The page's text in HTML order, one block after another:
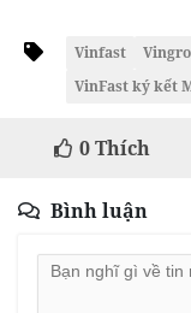
Vinfast
VinFast ký kết
0Thích
Bình luận